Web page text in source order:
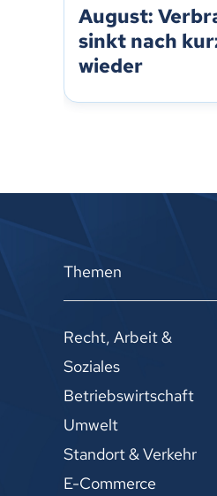
August:
sinkt nach
wieder
Themen
Recht, Arbeit &
Soziales
Betriebswirtschaft
Umwelt
Standort & Verkehr
E-Commerce